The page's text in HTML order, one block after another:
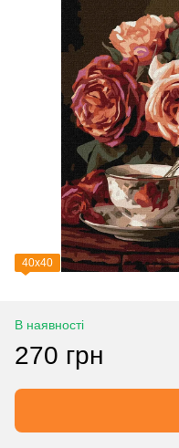
40х40
В наявності
270 грн